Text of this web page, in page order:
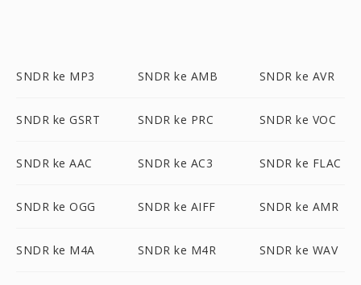
SNDR ke MP3 SNDR ke AMB SNDR ke AVR
SNDR ke GSRT SNDR ke PRC SNDR ke VOC
SNDR ke AAC SNDR ke AC3 SNDR ke FLAC
SNDR ke OGG SNDR ke AIFF SNDR ke AMR
SNDR ke M4A SNDR ke M4R SNDR ke WAV